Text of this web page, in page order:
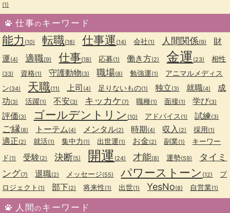
(1)
仕事のキーワード
能力 (10) 転職(18) 仕事運 (14) 会社(1) 人間関係(9)
財
運(4) 適職(9) 仕事(18) 応募(1) 働き方(2) 金運 (23) 相性
(33) 資格(1) 守護動物(3) 職場(8) 勉強運(1)
アニマルメディス
ン(34) 天職(11) 上司 (4) 足りないもの(1) 独立(3) 就職(4)
成
功(3) 活躍(1) 不安(3) キッカケ(7) 職種(1) 面接(1) 学び(3)
評価(3) ゴールデントリン (10) アドバイス (1) 試練(3)
ご縁(8) トーテム (4) メンタル(2) 時期(4) 収入 (2) 採用(1)
適正(2) 就活(1) 集中力 (1) 出世運(1) お金(2) 副業(1)
キーワー
ド (1) 受験(2) 決断(5) 開運 (24) 才能(8) 運勢(59)
タイミ
ング(7) 退職(2) メッセージ(55) パワーストーン (12)
プ
ロジェクト (1) 部下(2) 将来性(1) 出世(1) YesNo(8) 自営業(1)
人間のキーワード